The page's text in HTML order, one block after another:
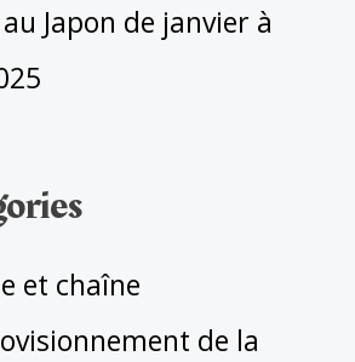
Japon de janvier à
et chaîne
de la